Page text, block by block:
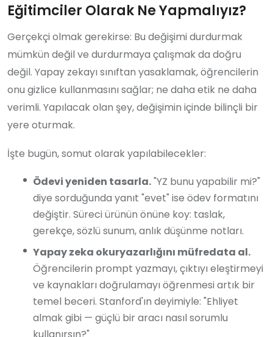
Eğitimciler Olarak Ne Yapmalıyız?
Gerçekçi olmak gerekirse: Bu değişimi durdurmak
mümkün değil ve durdurmaya çalışmak da doğru
değil. Yapay zekayı sınıftan yasaklamak, öğrencilerin
onu gizlice kullanmasını sağlar; ne daha etik ne daha
verimli. Yapılacak olan şey, değişimin içinde bilinçli bir
yere oturmak.
İşte bugün, somut olarak yapılabilecekler:
Ödevi yeniden tasarla."YZ bunu yapabilir mi?"
diye sorduğunda yanıt "evet" ise ödev formatını
değiştir. Süreci ürünün önüne koy: taslak,
gerekçe, sözlü sunum, anlık düşünme notları.
Yapay zeka okuryazarlığını müfredata al.
Öğrencilerin prompt yazmayı, çıktıyı eleştirmeyi
ve kaynakları doğrulamayı öğrenmesi artık bir
temel beceri. Stanford'ın deyimiyle: "Ehliyet
almak gibi — güçlü bir aracı nasıl sorumlu